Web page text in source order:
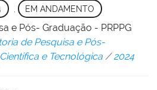
EM ANDAMENTO
e Pós- Graduação - PRPPG
de Pesquisa e Pós-
e Tecnológica /2024